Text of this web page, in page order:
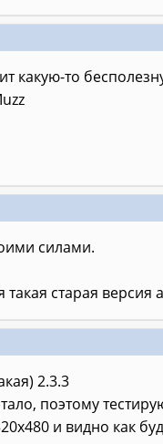
какую-то
силами.
старая версия
2.3.3
поэтому
и видно как